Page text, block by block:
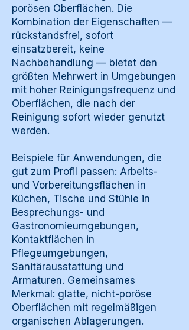
porösen Oberflächen. Die
Kombination der Eigenschaften —
rückstandsfrei, sofort
einsatzbereit, keine
Nachbehandlung — bietet den
größten Mehrwert in Umgebungen
mit hoher Reinigungsfrequenz und
Oberflächen, die nach der
Reinigung sofort wieder genutzt
werden.
Beispiele für Anwendungen, die
gut zum Profil passen: Arbeits-
und Vorbereitungsflächen in
Küchen, Tische und Stühle in
Besprechungs- und
Gastronomieumgebungen,
Kontaktflächen in
Pflegeumgebungen,
Sanitärausstattung und
Armaturen. Gemeinsames
Merkmal: glatte, nicht-poröse
Oberflächen mit regelmäßigen
organischen Ablagerungen.